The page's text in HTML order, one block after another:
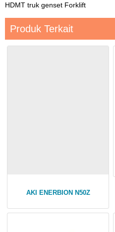
HDMT truk genset Forklift
Produk Terkait
AKI ENERBION N50Z